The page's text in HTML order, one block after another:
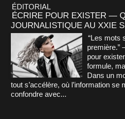
ÉDITORIAL
ÉCRIRE POUR EXISTER —
JOURNALISTIQUE AU XXIE
“Les mots
première.”
pour
formule,
Dans un
tout s’accélère, où l’information se
confondre avec...